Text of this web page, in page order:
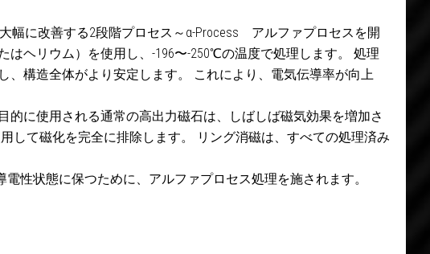
幅に改善する2段階プロセス～α-Process アルファプロセスを開
ヘリウム）を使用し、-196〜-250℃の温度で処理します。 処理
構造全体がより安定します。 これにより、電気伝導率が向上
に使用される通常の高出力磁石は、しばしば磁気効果を増加さ
して磁化を完全に排除します。 リング消磁は、すべての処理済み
性状態に保つために、アルファプロセス処理を施されます。